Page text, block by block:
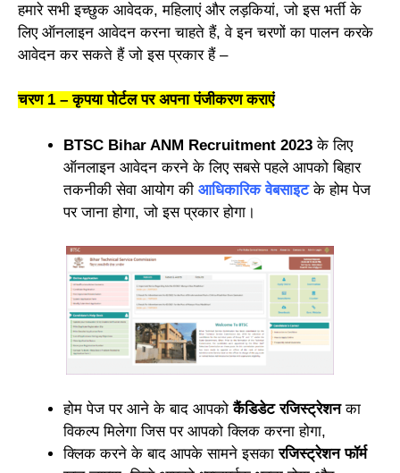
हमारे सभी इच्छुक आवेदक, महिलाएं और लड़कियां, जो इस भर्ती के
लिए ऑनलाइन आवेदन करना चाहते हैं, वे इन चरणों का पालन करके
आवेदन कर सकते हैं जो इस प्रकार हैं –
चरण 1 – कृपया पोर्टल पर अपना पंजीकरण कराएं
BTSC Bihar ANM Recruitment 2023 के लिए
ऑनलाइन आवेदन करने के लिए सबसे पहले आपको बिहार
तकनीकी सेवा आयोग की आधिकारिक वेबसाइटके होम पेज
पर जाना होगा, जो इस प्रकार होगा।
होम पेज पर आने के बाद आपको कैंडिडेट रजिस्ट्रेशनका
विकल्प मिलेगा जिस पर आपको क्लिक करना होगा,
क्लिक करने के बाद आपके सामने इसकारजिस्ट्रेशन फॉर्म